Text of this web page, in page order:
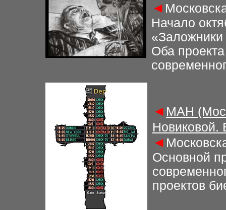
◄
Начало
«Заложники
Оба
◄ МАН
Новиковой.
◄
Основной
проектов